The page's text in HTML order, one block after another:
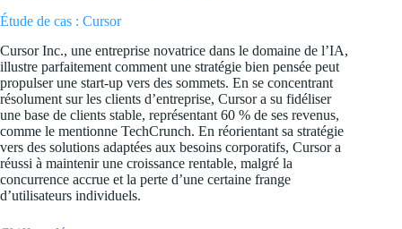
Étude de cas : Cursor
Cursor Inc., une entreprise novatrice dans le domaine de l’IA,
illustre parfaitement comment une stratégie bien pensée peut
propulser une start-up vers des sommets. En se concentrant
résolument sur les clients d’entreprise, Cursor a su fidéliser
une base de clients stable, représentant 60 % de ses revenus,
comme le mentionne TechCrunch. En réorientant sa stratégie
vers des solutions adaptées aux besoins corporatifs, Cursor a
réussi à maintenir une croissance rentable, malgré la
concurrence accrue et la perte d’une certaine frange
d’utilisateurs individuels.